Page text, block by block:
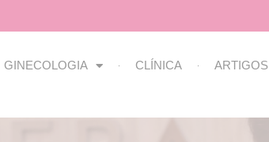
GINECOLOGIA CLÍNICA ARTIGOS